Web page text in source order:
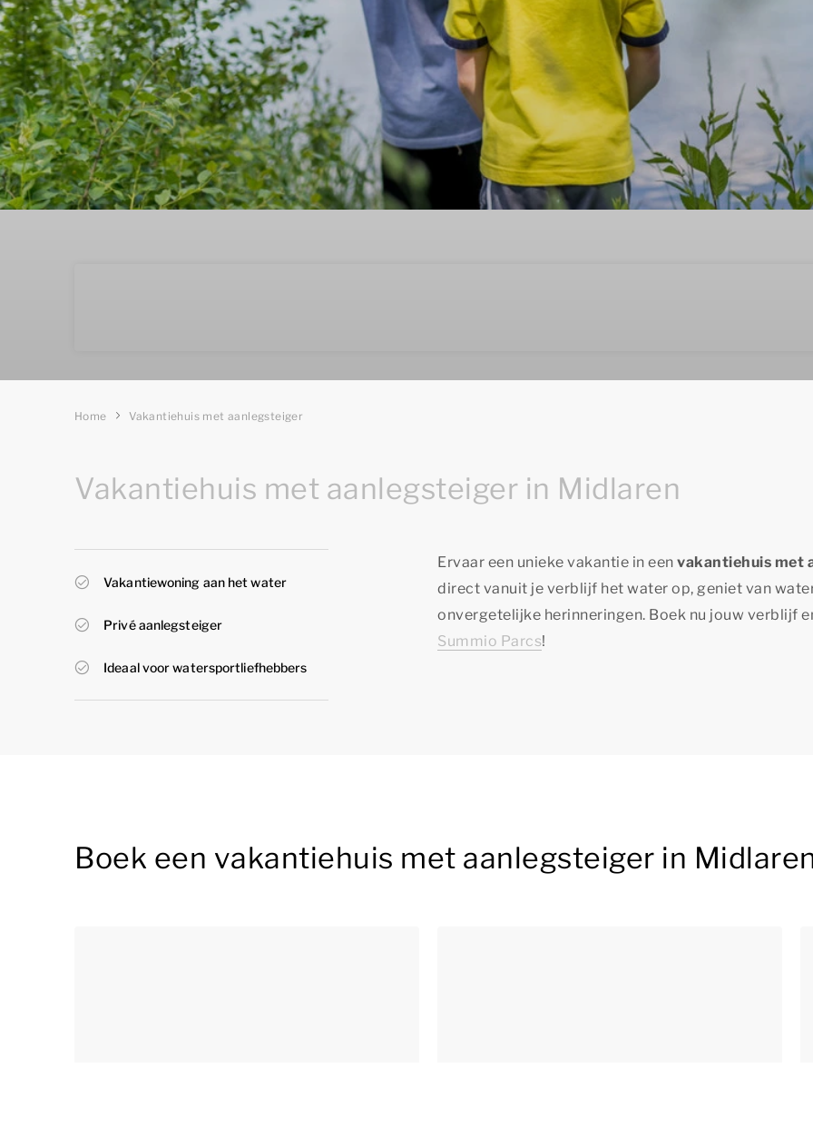
Home Vakantiehuis met aanlegsteiger
Vakantiehuis met aanlegsteiger in Midlaren
Vakantiewoning aan het water
Privé aanlegsteiger
Ideaal voor watersportliefhebbers
Ervaar een unieke vakantie in een vakantiehuis met
direct vanuit je verblijf het water op, geniet van
onvergetelijke herinneringen. Boek nu jouw verblijf
Summio Parcs!
Boek een vakantiehuis met aanlegsteiger in